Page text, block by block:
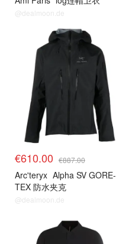
@dealmoon.de
€610.00 €887.00
Arc'teryx Alpha SV GORE-
TEX 防水夹克
@dealmoon.de